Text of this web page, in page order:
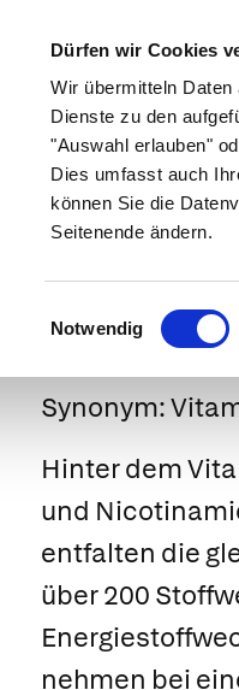
Dürfen wir Cookies
Wir übermitteln
Dienste zu den
"Auswahl erlauben"
Dies umfasst auch
können Sie die
Seitenende ändern.
Einwilligungsauswahl
Notwendig
Symptome Therapie
Synonym:
Hinter dem
und
entfalten die
über 200
nehmen bei